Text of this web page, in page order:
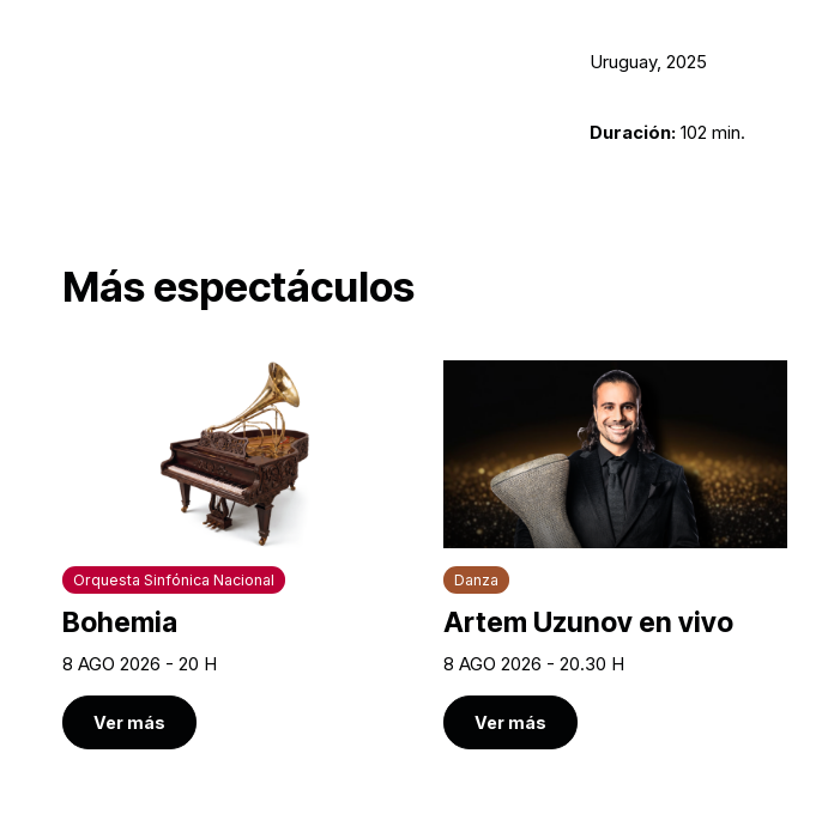
Uruguay, 2025
Duración: 102 min.
Más espectáculos
Orquesta Sinfónica Nacional
Bohemia
8 AGO 2026 - 20 H
Ver más
Danza
Artem Uzunov en vivo
8 AGO 2026 - 20.30 H
Ver más